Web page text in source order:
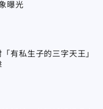
曝光
有私生子的三字天王」